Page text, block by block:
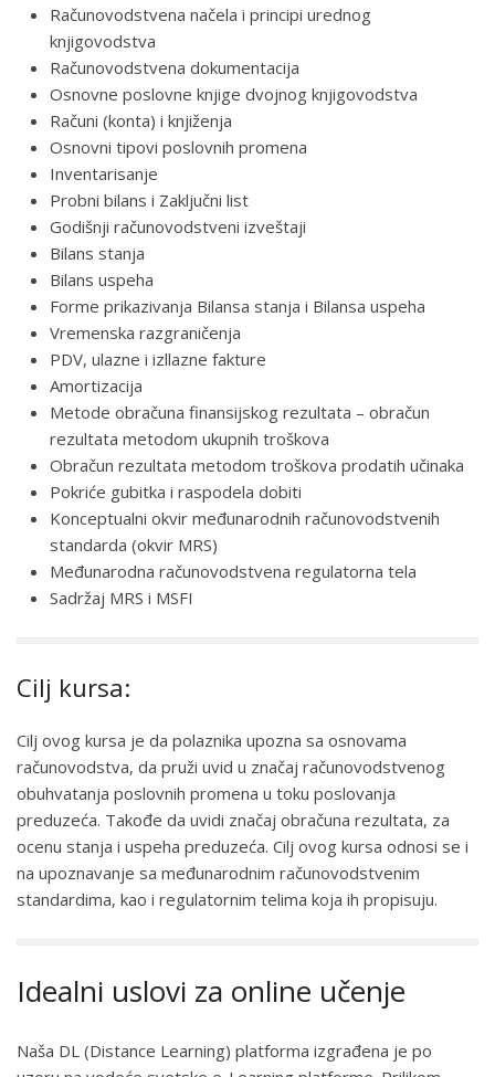
Računovodstvena načela i principi urednog
knjigovodstva
Računovodstvena dokumentacija
Osnovne poslovne knjige dvojnog knjigovodstva
Računi (konta) i knjiženja
Osnovni tipovi poslovnih promena
Inventarisanje
Probni bilans i Zaključni list
Godišnji računovodstveni izveštaji
Bilans stanja
Bilans uspeha
Forme prikazivanja Bilansa stanja i Bilansa uspeha
Vremenska razgraničenja
PDV, ulazne i izllazne fakture
Amortizacija
Metode obračuna finansijskog rezultata – obračun
rezultata metodom ukupnih troškova
Obračun rezultata metodom troškova prodatih učinaka
Pokriće gubitka i raspodela dobiti
Konceptualni okvir međunarodnih računovodstvenih
standarda (okvir MRS)
Međunarodna računovodstvena regulatorna tela
Sadržaj MRS i MSFI
Cilj kursa:
Cilj ovog kursa je da polaznika upozna sa osnovama
računovodstva, da pruži uvid u značaj računovodstvenog
obuhvatanja poslovnih promena u toku poslovanja
preduzeća. Takođe da uvidi značaj obračuna rezultata, za
ocenu stanja i uspeha preduzeća. Cilj ovog kursa odnosi se i
na upoznavanje sa međunarodnim računovodstvenim
standardima, kao i regulatornim telima koja ih propisuju.
Idealni uslovi za online učenje
Naša DL (Distance Learning) platforma izgrađena je po